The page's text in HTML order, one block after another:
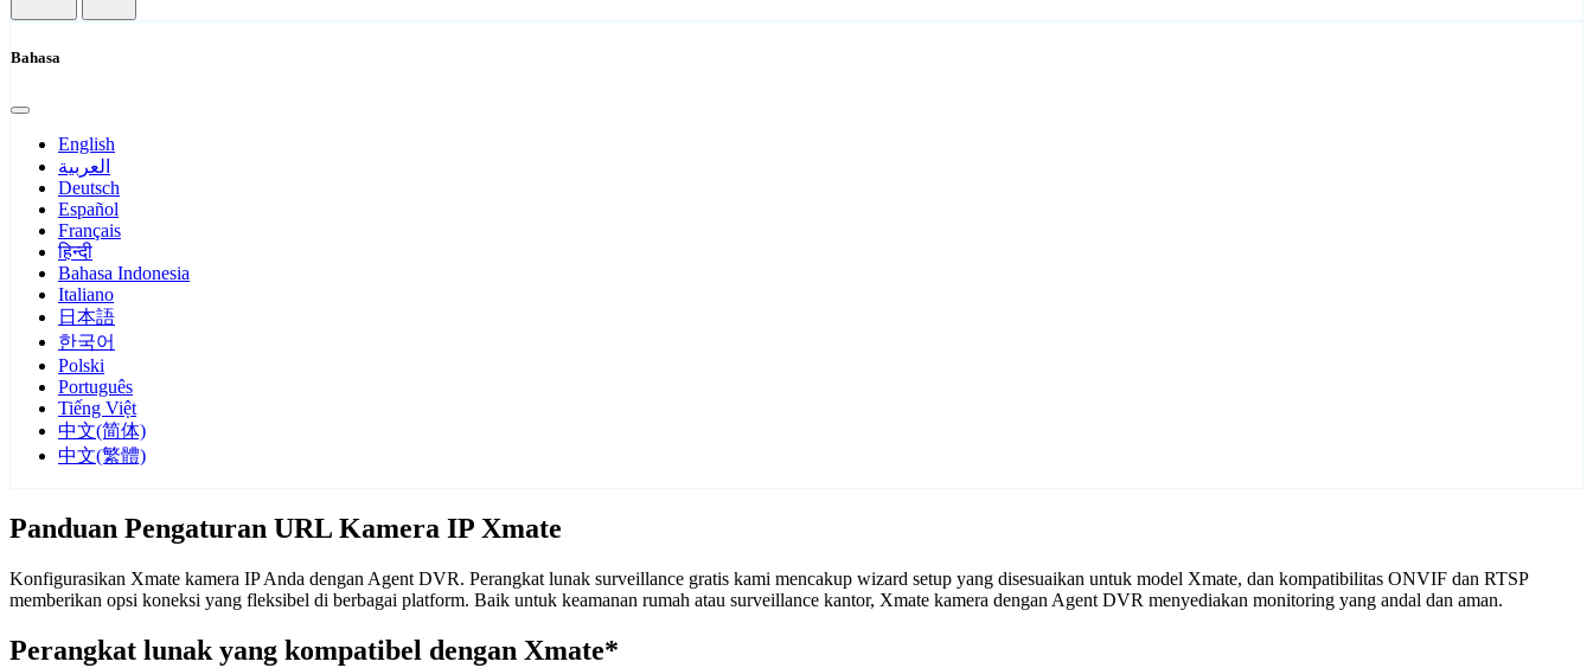
Bahasa
English
العربية
Deutsch
Español
Français
हिन्दी
Bahasa Indonesia
Italiano
日本語
한국어
Polski
Português
Tiếng Việt
中文(简体)
中文(繁體)
Panduan Pengaturan URL Kamera IP Xmate
Konfigurasikan Xmate kamera IP Anda dengan Agent DVR. Perangkat lunak surveillance gratis kami mencakup wizard setup yang disesuaikan untuk model Xmate, dan kompatibilitas ONVIF dan RTSP
memberikan opsi koneksi yang fleksibel di berbagai platform. Baik untuk keamanan rumah atau surveillance kantor, Xmate kamera dengan Agent DVR menyediakan monitoring yang andal dan aman.
Perangkat lunak yang kompatibel dengan Xmate*